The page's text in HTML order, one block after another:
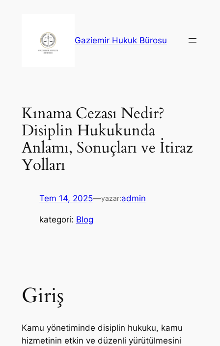
Gaziemir Hukuk Bürosu
Kınama Cezası Nedir?
Disiplin Hukukunda
Anlamı, Sonuçları ve İtiraz
Yolları
Tem 14, 2025—yazar:admin
kategori: Blog
Giriş
Kamu yönetiminde disiplin hukuku, kamu
hizmetinin etkin ve düzenli yürütülmesini